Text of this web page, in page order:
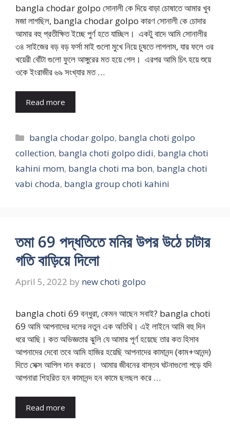
bangla chodar golpo সোনালী কে দিয়ে বাড়া চোষাতে আমার খুব
মজা লাগছিল, bangla chodar golpo কারণ সোনালী কে চোদার
আমার বহু প্রতীক্ষিত ইচ্ছে পুর্ণ হতে যাচ্ছিল। একটু বাদে আমি সোনালীর
৩৪ সাইজের বড় বড় ফর্সা মাই গুলো মুখে নিয়ে চুষতে লাগলাম, যার ফলে ওর
খয়েরী বোঁটা গুলো ফুলে আঙ্গুরের মত হয়ে গেল। এরপর আমি চিৎ হয়ে শুয়ে
ওকে ইংরাজীর ৬৯ সংখ্যার মত …
Read more
Categories
bangla chodar golpo, bangla choti golpo
collection, bangla choti golpo didi, bangla choti
kahini mom, bangla choti ma bon, bangla choti
vabi choda, bangla group choti kahini
তমা 69 পদ্ধতিতে মনির উপর উঠে চাটার
গতি বাড়িয়ে দিলো
April 5, 2022 by new choti golpo
bangla choti 69 বন্ধুরা, কেমন আছেন সবাই? bangla choti
69 আমি আপনাদের দলের নতুন এক অতিথি। এই লাইনে আমি বহু দিন
ধরে আছি। কত অভিজ্ঞতার ঝুলি যে আমার পূর্ণ হয়েছে তার কত হিসাব
আপনাদের দেবো তবে আমি হাজির হয়েছি আপনাদের কামানন্দ (কাম+আনন্দ)
দিতে সেক্স আপিল দান করতে। আমার জীবনের বাস্তব ঘটনাগুলো পড়ে যদি
আপনারা শিহরিত হন কামানন্দ হন কামে ছলছল করে …
Read more